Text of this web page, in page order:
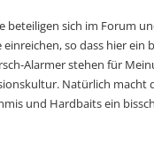
beteiligen sich im Forum
so dass hier ein
Alarmer stehen für
Natürlich macht
und Hardbaits ein